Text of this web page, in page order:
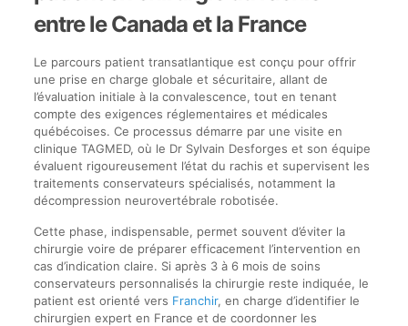
entre le Canada et la France
Le parcours patient transatlantique est conçu pour offrir
une prise en charge globale et sécuritaire, allant de
l’évaluation initiale à la convalescence, tout en tenant
compte des exigences réglementaires et médicales
québécoises. Ce processus démarre par une visite en
clinique TAGMED, où le Dr Sylvain Desforges et son équipe
évaluent rigoureusement l’état du rachis et supervisent les
traitements conservateurs spécialisés, notamment la
décompression neurovertébrale robotisée.
Cette phase, indispensable, permet souvent d’éviter la
chirurgie voire de préparer efficacement l’intervention en
cas d’indication claire. Si après 3 à 6 mois de soins
conservateurs personnalisés la chirurgie reste indiquée, le
patient est orienté vers Franchir, en charge d’identifier le
chirurgien expert en France et de coordonner les